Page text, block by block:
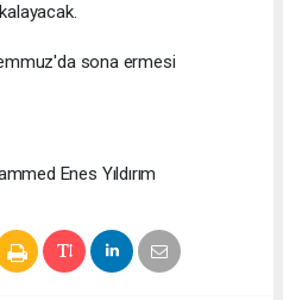
sona ermesi
Enes Yıldırım